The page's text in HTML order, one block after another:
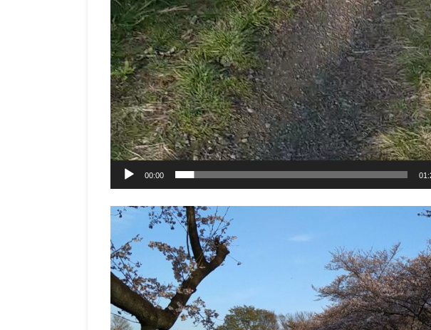
00:00